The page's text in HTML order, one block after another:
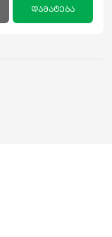
დამატება